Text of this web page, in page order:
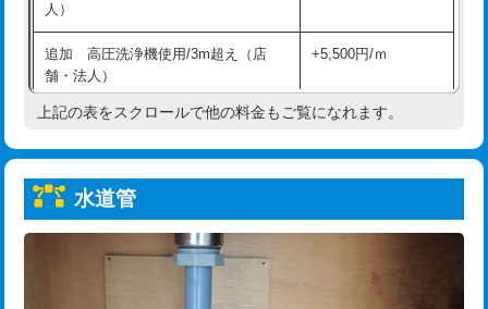
業)
給水管工事※（塩ビ管（VP・HI）使
用/3ｍまで)
33,000円
給水管工事※（塩ビ管（VP・HI）使
+8,800円
給水管工事※（ライニング鋼管・銅
管・ポリ管・HT管使用/3ｍまで)
給水管工事※（ライニング鋼管・銅
管・ポリ管・HT管使用/3ｍ超え)
人）
追加 高圧洗浄機使用/3m超え（店
舗・法人）
+5,500円/ｍ
高度高圧洗浄換 現地調査
トーラー機使用/3mまで
追加トーラー機使用/3m超え
33,000円
上記の表をスクロールで他の料金もご覧になれます。
水道管